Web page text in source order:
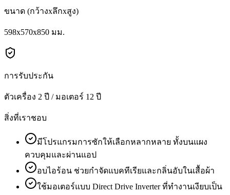
ขนาด (กว้างxลึกxสูง)
598x570x850 มม.
การรับประกัน
ตัวเครื่อง 2 ปี / มอเตอร์ 12 ปี
สิ่งที่เราชอบ
มีโปรแกรมการซักให้เลือกหลากหลาย ทั้งบนแผง
ควบคุมและผ่านแอป
อบไอร้อน ช่วยกำจัดแบคทีเรียและกลิ่นอับในเสื้อผ้า
ใช้มอเตอร์แบบ Direct Drive Inverter ที่ทำงานเงียบเป็น